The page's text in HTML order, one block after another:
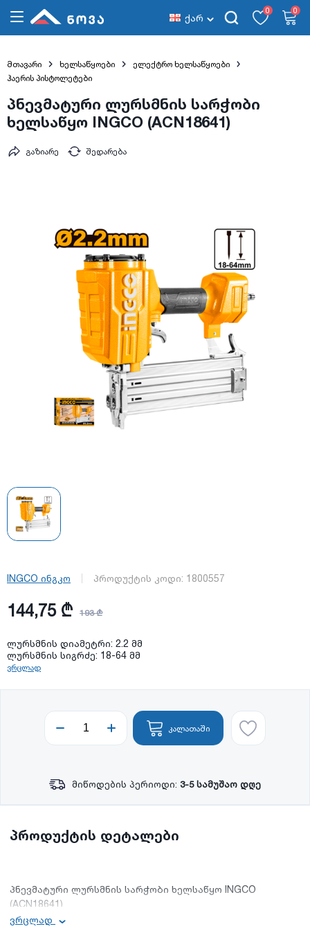
ქარ
0 0
მთავარი ხელსაწყოები
ელექტრო ხელსაწყოები
ჰაერის პისტოლეტები
პნევმატური ლურსმნის სარჭობი
ხელსაწყო INGCO (ACN18641)
შედარება
გაზიარე
INGCO ინგკო პროდუქტის კოდი: 1800557
144,75 ₾ 193 ₾
ლურსმნის დიამეტრი: 2.2 მმ
ლურსმნის სიგრძე: 18-64 მმ
ვრცლად
კალათაში
მიწოდების პერიოდი: 3-5 სამუშაო დღე
პროდუქტის დეტალები
პნევმატური ლურსმნის სარჭობი ხელსაწყო INGCO
(ACN18641)
ვრცლად